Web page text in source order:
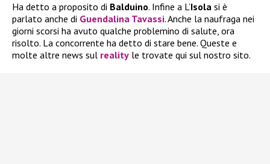
Ha detto a proposito di Balduino. Infine a L’Isola si è
parlato anche di Guendalina Tavassi. Anche la naufraga nei
giorni scorsi ha avuto qualche problemino di salute, ora
risolto. La concorrente ha detto di stare bene. Queste e
molte altre news sul reality le trovate qui sul nostro sito.